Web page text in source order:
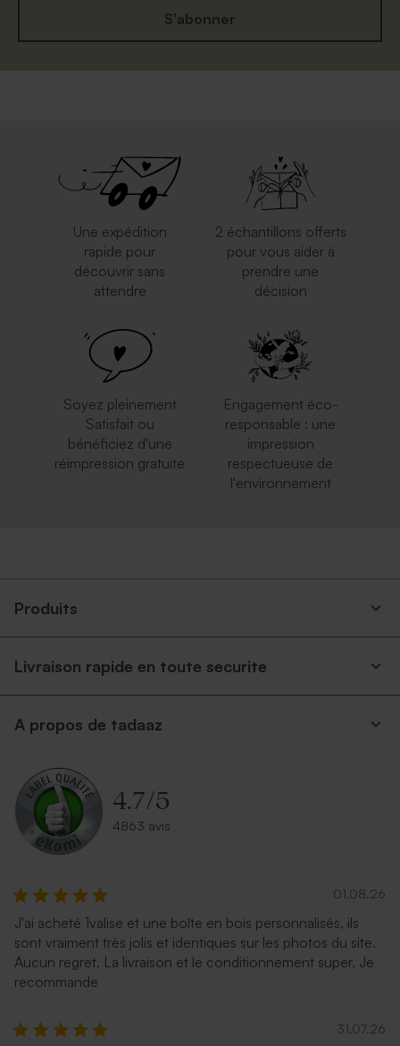
S'abonner
Une expédition
rapide pour
découvrir sans
attendre
2 échantillons offerts
pour vous aider à
prendre une
décision
Soyez pleinement
Satisfait ou
bénéficiez d'une
réimpression gratuite
Engagement éco-
responsable : une
impression
respectueuse de
l'environnement
Produits
Livraison rapide en toute securite
A propos de tadaaz
4.7/5
4863 avis
01.08.26
J'ai acheté 1valise et une boîte en bois personnalisés, ils
sont vraiment très jolis et identiques sur les photos du site.
Aucun regret. La livraison et le conditionnement super. Je
recommande
31.07.26